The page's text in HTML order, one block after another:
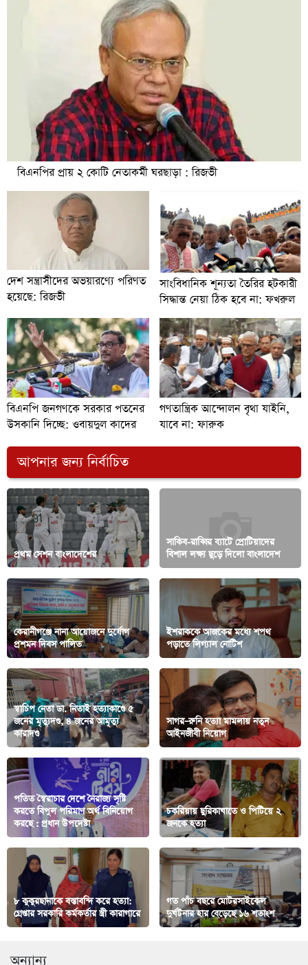
বিএনপির প্রায় ২ কোটি নেতাকর্মী ঘরছাড়া : রিজভী
দেশ সন্ত্রাসীদের অভয়ারণ্যে পরিণত
হয়েছে: রিজভী
সাংবিধানিক শূন্যতা তৈরির হটকারী
সিদ্ধান্ত নেয়া ঠিক হবে না: ফখরুল
বিএনপি জনগণকে সরকার পতনের
উসকানি দিচ্ছে: ওবায়দুল কাদের
গণতান্ত্রিক আন্দোলন বৃথা যাইনি,
যাবে না: ফারুক
আপনার জন্য নির্বাচিত
প্রথম সেশন বাংলাদেশের
সাকিব-রাব্বির ব্যাটে প্রোটিয়াদের
বিশাল লক্ষ্য ছুড়ে দিলো বাংলাদেশ
কেরানীগঞ্জে নানা আয়োজনে দুর্যোগ
প্রশমন দিবস পালিত
ইশরাককে আজকের মধ্যে শপথ
পড়াতে লিগ্যাল নোটিশ
স্বাচিপ নেতা ডা. নিতাই হত্যাকাণ্ডে ৫
জনের মৃত্যুদণ্ড, ৪ জনের আমৃত্যু
কারাদণ্ড
সাগর–রুনি হত্যা মামলায় নতুন
আইনজীবী নিয়োগ
পতিত স্বৈরাচার দেশে নৈরাজ্য সৃষ্টি
করতে বিপুল পরিমাণ অর্থ বিনিয়োগ
করছে : প্রধান উপদেষ্টা
চকরিয়ায় ছুরিকাঘাতে ও পিটিয়ে ২
জনকে হত্যা
৮ কুকুরছানাকে বস্তাবন্দি করে হত্যা:
গ্রেপ্তার সরকারি কর্মকর্তার স্ত্রী কারাগারে
গত পাঁচ বছরে মোটরসাইকেল
দুর্ঘটনার হার বেড়েছে ১৬ শতাংশ
অন্যান্য